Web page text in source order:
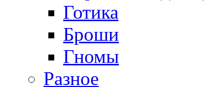
Готика
Броши
Гномы
Разное